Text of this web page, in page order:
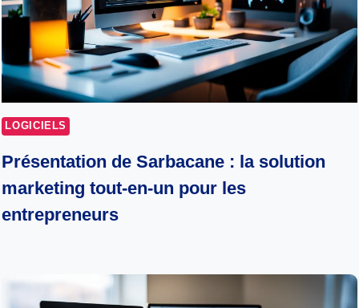
LOGICIELS
Présentation de Sarbacane : la solution
marketing tout-en-un pour les
entrepreneurs